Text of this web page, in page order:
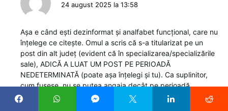
24 august 2025 la 13:58
Așa e când ești dezinformat și analfabet funcțional, care nu
înțelege ce citește. Omul a scris că s-a titularizat pe un
post din alt județ (evident că în specializarea/specializările
sale), ADICĂ A LUAT UM POST PE PERIOADĂ
NEDETERMINATĂ (poate așa înțelegi și tu). Ca suplinitor,
cum fusese, nu se putea angaja decât pe perioadă
determinată, maxim 1 an, cum a scris, deși avea ani la rând